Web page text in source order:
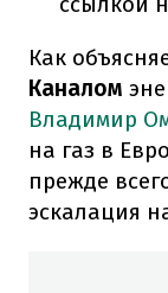
Как
Каналом
Владимир
на газ в
прежде
эскалация